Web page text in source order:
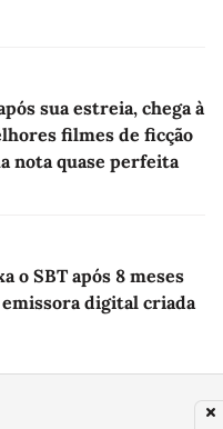
sua estreia, chega à
filmes de ficção
nota quase perfeita
o SBT após 8 meses
digital criada